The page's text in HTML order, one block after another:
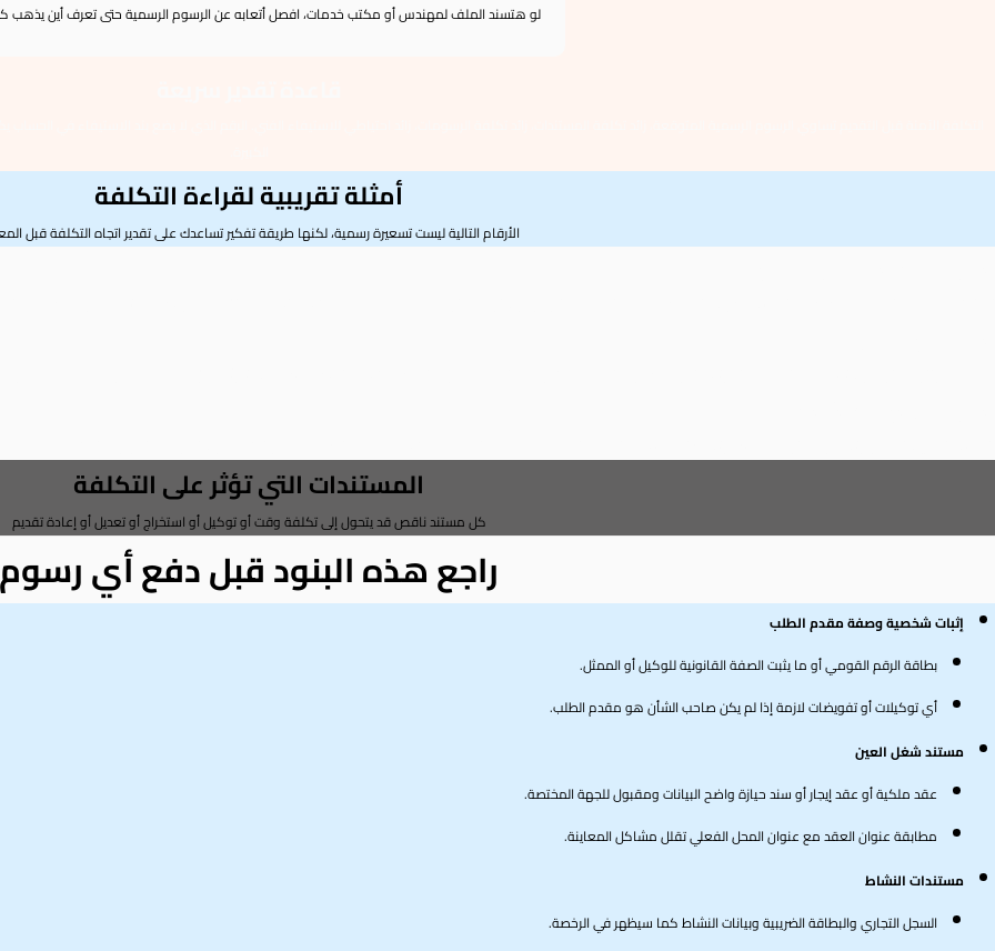
لو هتسند الملف لمهندس أو مكتب خدمات، افصل أتعابه عن الرسوم الرسمية حتى تعرف أين يذهب
أمثلة تقريبية لقراءة التكلفة
الأرقام التالية ليست تسعيرة رسمية، لكنها طريقة تفكير تساعدك على تقدير اتجاه التكلفة قبل
المستندات التي تؤثر على التكلفة
كل مستند ناقص قد يتحول إلى تكلفة وقت أو توكيل أو استخراج أو تعديل أو إعادة تقديم
راجع هذه البنود قبل دفع أي رسوم
إثبات شخصية وصفة مقدم الطلب
بطاقة الرقم القومي أو ما يثبت الصفة القانونية للوكيل أو الممثل.
أي توكيلات أو تفويضات لازمة إذا لم يكن صاحب الشأن هو مقدم الطلب.
مستند شغل العين
عقد ملكية أو عقد إيجار أو سند حيازة واضح البيانات ومقبول للجهة المختصة.
مطابقة عنوان العقد مع عنوان المحل الفعلي تقلل مشاكل المعاينة.
مستندات النشاط
السجل التجاري والبطاقة الضريبية وبيانات النشاط كما سيظهر في الرخصة.